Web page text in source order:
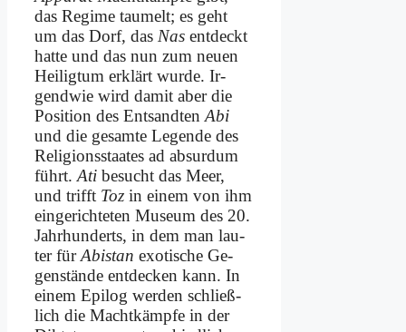
das Re­gime tau­melt; es geht
um das Dorf, das Nas ent­deckt
hat­te und das nun zum neu­en
Hei­lig­tum er­klärt wur­de. Ir­
gend­wie wird da­mit aber die
Po­si­ti­on des Ent­sand­ten Abi
und die ge­sam­te Le­gen­de des
Re­li­gi­ons­staa­tes ad ab­sur­dum
führt. Ati be­sucht das Meer,
und trifft Toz in ei­nem von ihm
ein­ge­rich­te­ten Mu­se­um des 20.
Jahr­hun­derts, in dem man lau­
ter fürAbi­stan exo­ti­sche Ge­
gen­stän­de ent­decken kann. In
ei­nem Epi­log wer­den schließ­
lich die Macht­kämp­fe in der